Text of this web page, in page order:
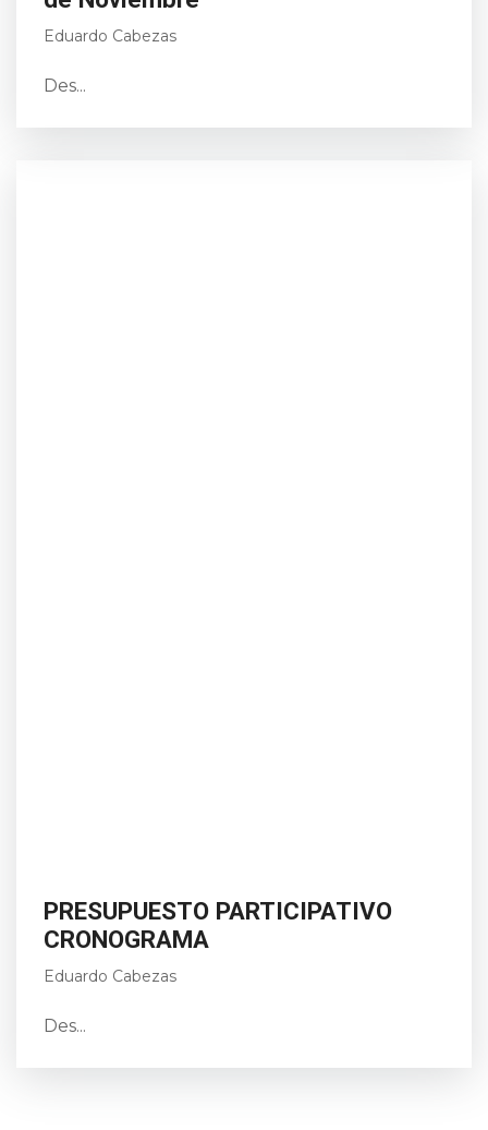
Eduardo Cabezas
Des...
PRESUPUESTO PARTICIPATIVO
CRONOGRAMA
Eduardo Cabezas
Des...